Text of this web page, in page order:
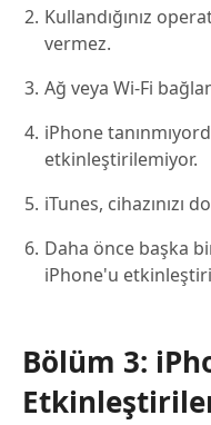
Kullandığınız
vermez.
Ağ veya Wi-Fi
iPhone
etkinleştirilemiyor.
iTunes, cihazınızı
Daha önce başka
iPhone'u
Bölüm 3: